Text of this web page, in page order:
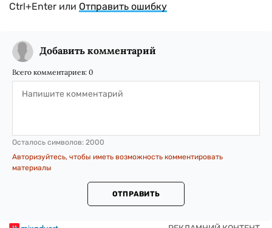
Ctrl+Enter или Отправить ошибку
Добавить комментарий
Всего комментариев: 0
Осталось символов: 2000
Авторизуйтесь, чтобы иметь возможность комментировать
материалы
ОТПРАВИТЬ